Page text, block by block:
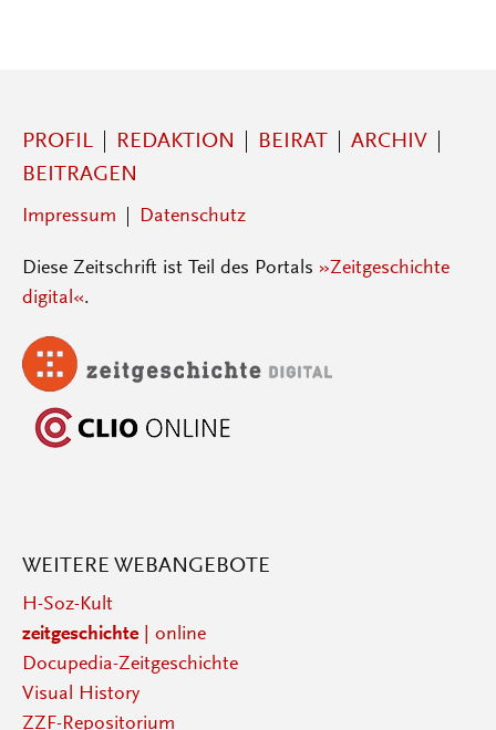
PROFIL REDAKTION BEIRAT
ARCHIV
BEITRAGEN
Impressum Datenschutz
Diese Zeitschrift ist Teil des Portals »Zeitgeschichte
digital«.
WEITERE WEBANGEBOTE
H-Soz-Kult
zeitgeschichte| online
Docupedia-Zeitgeschichte
Visual History
ZZF-Repositorium